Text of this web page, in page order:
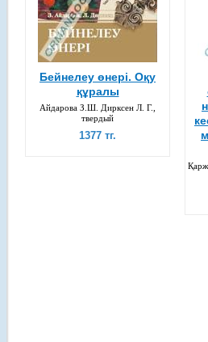
Бейнелеу өнері. Оқу
құралы
Айдарова З.Ш. Дирксен Л. Г.,
твердый
1377 тг.